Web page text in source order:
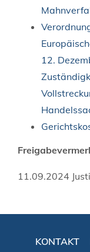
12.
11.09.2024
KONTAKT